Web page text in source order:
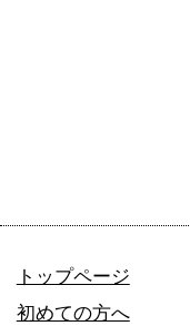
トップページ
初めての方へ